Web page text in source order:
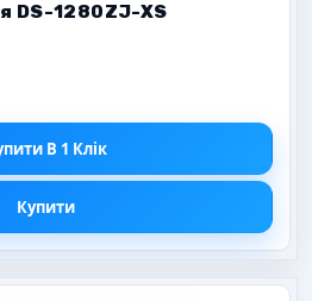
DS-1280ZJ-XS
В 1 Клік
Купити